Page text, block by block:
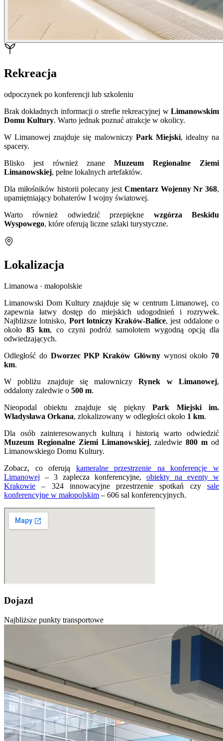
Rekreacja
odpoczynek po konferencji lub szkoleniu
Brak dokładnych informacji o strefie rekreacyjnej w Limanowskim
Domu Kultury. Warto jednak poznać atrakcje w okolicy.
W Limanowej znajduje się malowniczy Park Miejski, idealny na
spacery.
Blisko jest również znaneMuzeum Regionalne Ziemi
Limanowskiej, pełne lokalnych artefaktów.
Dla miłośników historii polecany jest Cmentarz Wojenny Nr 368,
upamiętniający bohaterów I wojny światowej.
Warto również odwiedzić przepiękne wzgórza Beskidu
Wyspowego, które oferują liczne szlaki turystyczne.
Lokalizacja
Limanowa · małopolskie
Limanowski Dom Kultury znajduje się w centrum Limanowej, co
zapewnia łatwy dostęp do miejskich udogodnień i rozrywek.
Najbliższe lotnisko, Port lotniczy Kraków-Balice, jest oddalone o
około 85 km, co czyni podróż samolotem wygodną opcją dla
odwiedzających.
Odległość do Dworzec PKP Kraków Głównywynosi około 70
km.
W pobliżu znajduje się malowniczyRynek w Limanowej,
oddalony zaledwie o 500 m.
Nieopodal obiektu znajduje się pięknyPark Miejski im.
Władysława Orkana, zlokalizowany w odległości około 1 km.
Dla osób zainteresowanych kulturą i historią warto odwiedzić
Muzeum Regionalne Ziemi Limanowskiej, zaledwie800 m od
Limanowskiego Domu Kultury.
Zobacz, co oferują kameralne przestrzenie na konferencje w
Limanowej – 3 zaplecza konferencyjne, obiekty na eventy w
Krakowie – 324 innowacyjne przestrzenie spotkań czy sale
konferencyjne w małopolskim – 606 sal konferencyjnych.
Dojazd
Najbliższe punkty transportowe